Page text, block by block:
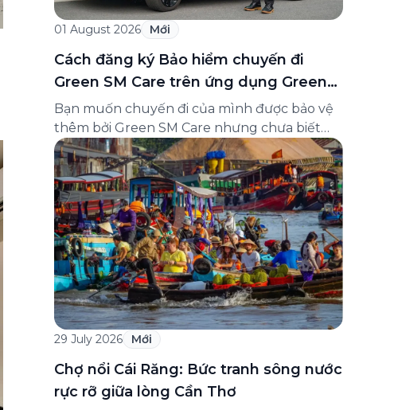
01 August 2026 Mới
Cách đăng ký Bảo hiểm chuyến đi
Green SM Care trên ứng dụng Green
SM
Bạn muốn chuyến đi của mình được bảo vệ
thêm bởi Green SM Care nhưng chưa biết
đăng ký ở đâu? Bài viết dưới đây sẽ hướng
dẫn chi tiết cách tham gia (và hủy tham gia)
gói bảo hiểm này ngay trên ứng dụng Green
SM, cùng những lưu ý quan trọng trước khi
[…]
29 July 2026 Mới
Chợ nổi Cái Răng: Bức tranh sông nước
rực rỡ giữa lòng Cần Thơ